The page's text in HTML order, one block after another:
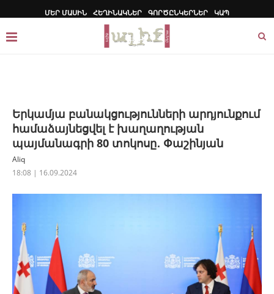
ՄԵՐ ՄԱՍԻՆ ՀԵՂԻՆԱԿՆԵՐ ԳՈՐԾԸՆԿԵՐՆԵՐ ԿԱՊ
Երկամյա բանակցությունների արդյունքում
համաձայնեցվել է խաղաղության
պայմանագրի 80 տոկոսը․ Փաշինյան
Aliq
18:08 | 16.09.2024